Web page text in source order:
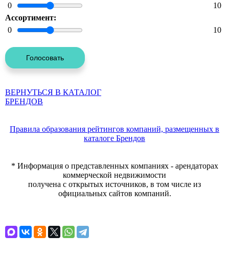
0
10
Ассортимент:
0
10
ВЕРНУТЬСЯ В КАТАЛОГ
БРЕНДОВ
Правила образования рейтингов компаний, размещенных в
каталоге Брендов
* Информация о представленных компаниях - арендаторах
коммерческой недвижимости
получена с открытых источников, в том числе из
официальных сайтов компаний.